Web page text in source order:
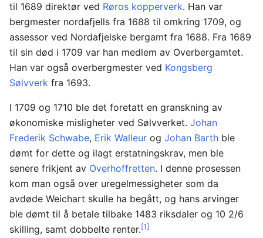
til 1689 direktør ved Røros kopperverk. Han var
bergmester nordafjells fra 1688 til omkring 1709, og
assessor ved Nordafjelske bergamt fra 1688. Fra 1689
til sin død i 1709 var han medlem av Overbergamtet.
Han var også overbergmester ved Kongsberg
Sølvverk fra 1693.
I 1709 og 1710 ble det foretatt en granskning av
økonomiske misligheter ved Sølvverket. Johan
Frederik Schwabe, Erik Walleur og Johan Barth ble
dømt for dette og ilagt erstatningskrav, men ble
senere frikjent av Overhoffretten. I denne prosessen
kom man også over uregelmessigheter som da
avdøde Weichart skulle ha begått, og hans arvinger
ble dømt til å betale tilbake 1483 riksdaler og 10 2/6
skilling, samt dobbelte renter.[1]